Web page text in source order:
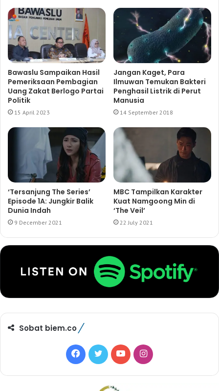
Bawaslu Sampaikan Hasil
Pemeriksaan Pembagian
Uang Zakat Berlogo Partai
Politik
15 April 2023
Jangan Kaget, Para
Ilmuwan Temukan Bakteri
Penghasil Listrik di Perut
Manusia
14 September 2018
‘Tersanjung The Series’
Episode 1A: Jungkir Balik
Dunia Indah
9 December 2021
MBC Tampilkan Karakter
Kuat Namgoong Min di
‘The Veil’
22 July 2021
Sobat biem.co
F
a
T
w
Y
o
I
n